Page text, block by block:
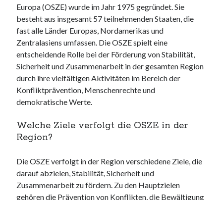
Europa (OSZE) wurde im Jahr 1975 gegründet. Sie
besteht aus insgesamt 57 teilnehmenden Staaten, die
fast alle Länder Europas, Nordamerikas und
Zentralasiens umfassen. Die OSZE spielt eine
entscheidende Rolle bei der Förderung von Stabilität,
Sicherheit und Zusammenarbeit in der gesamten Region
durch ihre vielfältigen Aktivitäten im Bereich der
Konfliktprävention, Menschenrechte und
demokratische Werte.
Welche Ziele verfolgt die OSZE in der
Region?
Die OSZE verfolgt in der Region verschiedene Ziele, die
darauf abzielen, Stabilität, Sicherheit und
Zusammenarbeit zu fördern. Zu den Hauptzielen
gehören die Prävention von Konflikten, die Bewältigung